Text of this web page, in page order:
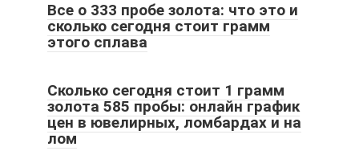
Все о 333 пробе золота: что это и
сколько сегодня стоит грамм
этого сплава
Сколько сегодня стоит 1 грамм
золота 585 пробы: онлайн график
цен в ювелирных, ломбардах и на
лом